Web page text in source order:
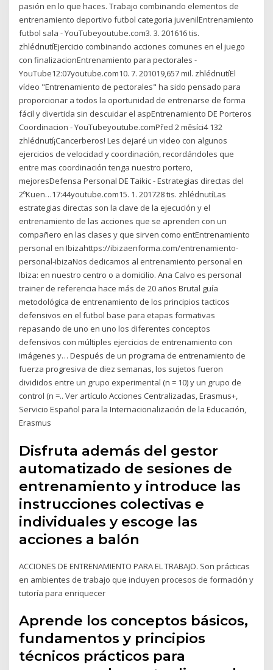
pasión en lo que haces. Trabajo combinando elementos de
entrenamiento deportivo futbol categoria juvenilEntrenamiento
futbol sala - YouTubeyoutube.com3. 3. 201616 tis.
zhlédnutíEjercicio combinando acciones comunes en el juego
con finalizacionEntrenamiento para pectorales -
YouTube12:07youtube.com10. 7. 201019,657 mil. zhlédnutíEl
vídeo "Entrenamiento de pectorales" ha sido pensado para
proporcionar a todos la oportunidad de entrenarse de forma
fácil y divertida sin descuidar el aspEntrenamiento DE Porteros
Coordinacion - YouTubeyoutube.comPřed 2 měsíci4 132
zhlédnutí¡Cancerberos! Les dejaré un video con algunos
ejercicios de velocidad y coordinación, recordándoles que
entre mas coordinación tenga nuestro portero,
mejoresDefensa Personal DE Taikic - Estrategias directas del
2ºKuen…17:44youtube.com15. 1. 201728 tis. zhlédnutíLas
estrategias directas son la clave de la ejecución y el
entrenamiento de las acciones que se aprenden con un
compañero en las clases y que sirven como entEntrenamiento
personal en Ibizahttps://ibizaenforma.com/entrenamiento-
personal-ibizaNos dedicamos al entrenamiento personal en
Ibiza: en nuestro centro o a domicilio. Ana Calvo es personal
trainer de referencia hace más de 20 años Brutal guía
metodológica de entrenamiento de los principios tacticos
defensivos en el futbol base para etapas formativas
repasando de uno en uno los diferentes conceptos
defensivos con múltiples ejercicios de entrenamiento con
imágenes y… Después de un programa de entrenamiento de
fuerza progresiva de diez semanas, los sujetos fueron
divididos entre un grupo experimental (n = 10) y un grupo de
control (n =.. Ver artículo Acciones Centralizadas, Erasmus+,
Servicio Español para la Internacionalización de la Educación,
Erasmus
Disfruta además del gestor
automatizado de sesiones de
entrenamiento y introduce las
instrucciones colectivas e
individuales y escoge las
acciones a balón
ACCIONES DE ENTRENAMIENTO PARA EL TRABAJO. Son prácticas
en ambientes de trabajo que incluyen procesos de formación y
tutoría para enriquecer
Aprende los conceptos básicos,
fundamentos y principios
técnicos prácticos para